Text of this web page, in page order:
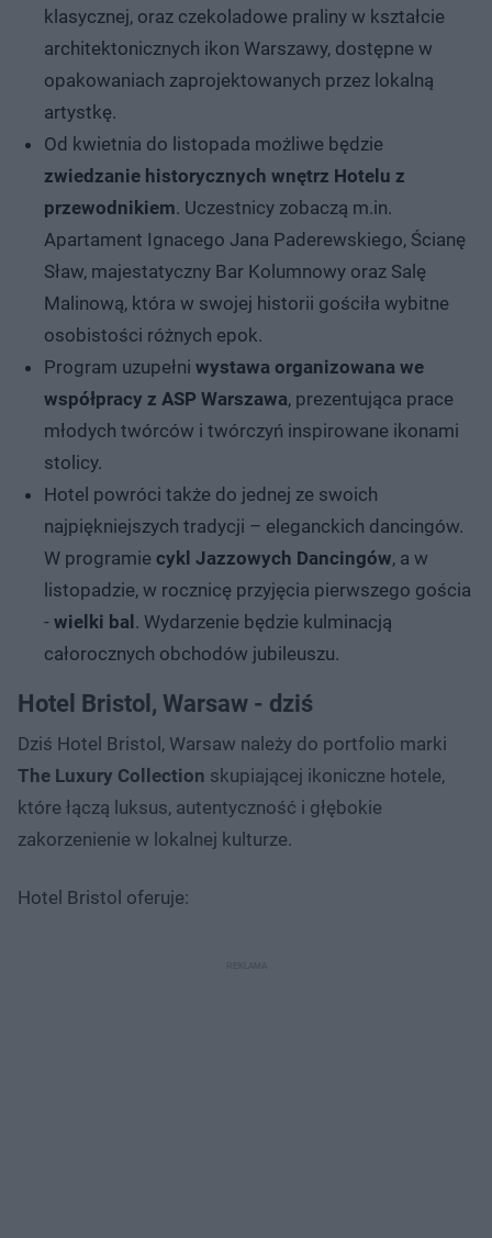
klasycznej, oraz czekoladowe praliny w kształcie
architektonicznych ikon Warszawy, dostępne w
opakowaniach zaprojektowanych przez lokalną
artystkę.
Od kwietnia do listopada możliwe będzie
zwiedzanie historycznych wnętrz Hotelu z
przewodnikiem. Uczestnicy zobaczą m.in.
Apartament Ignacego Jana Paderewskiego, Ścianę
Sław, majestatyczny Bar Kolumnowy oraz Salę
Malinową, która w swojej historii gościła wybitne
osobistości różnych epok.
Program uzupełni wystawa organizowana we
współpracy z ASP Warszawa, prezentująca prace
młodych twórców i twórczyń inspirowane ikonami
stolicy.
Hotel powróci także do jednej ze swoich
najpiękniejszych tradycji – eleganckich dancingów.
W programie cykl Jazzowych Dancingów, a w
listopadzie, w rocznicę przyjęcia pierwszego gościa
- wielki bal. Wydarzenie będzie kulminacją
całorocznych obchodów jubileuszu.
Hotel Bristol, Warsaw - dziś
Dziś Hotel Bristol, Warsaw należy do portfolio marki
The Luxury Collection skupiającej ikoniczne hotele,
które łączą luksus, autentyczność i głębokie
zakorzenienie w lokalnej kulturze.
Hotel Bristol oferuje: